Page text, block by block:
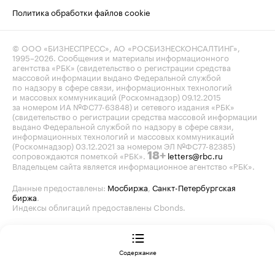
Политика обработки файлов cookie
© ООО «БИЗНЕСПРЕСС», АО «РОСБИЗНЕСКОНСАЛТИНГ»,
1995–2026 . Сообщения и материалы информационного
агентства «РБК» (свидетельство о регистрации средства
массовой информации выдано Федеральной службой
по надзору в сфере связи, информационных технологий
и массовых коммуникаций (Роскомнадзор) 09.12.2015
за номером ИА №ФС77-63848) и сетевого издания «РБК»
(свидетельство о регистрации средства массовой информации
выдано Федеральной службой по надзору в сфере связи,
информационных технологий и массовых коммуникаций
(Роскомнадзор) 03.12.2021 за номером ЭЛ №ФС77-82385)
сопровождаются пометкой «РБК». 18+ letters@rbc.ru
Владельцем сайта является информационное агентство «РБК».
Данные предоставлены: Мосбиржа Санкт-Петербургская
биржа
Индексы облигаций предоставлены Cbonds.
Содержание